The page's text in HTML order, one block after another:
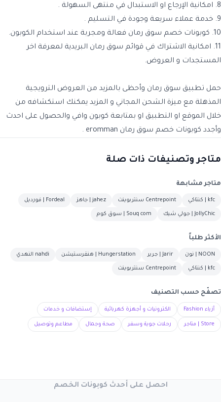
8. امكانية الإرجاع او الاستبدال في منتهى السهولة .
9. خدمة عملاء سريعة وجودة في التسليم .
10. كوبونات خصم سوق رمان فعالة ومجربة عند استخدام الكوبون.
11. امكانية الاشتراك في قوائم سوق رمان البريدية لمعرفة اخر
المستجدات و العروض.
حمل تطبيق سوق رمان وأحظى بالمزيد من العروض الترويجية
المذهلة مع ميزة الشحن المجاني و المزيد يمكنك استكشافه من
خلال الموقع او التطبيق او بمتابعة كوبون وافي والحصول على احدث
وأجدد كوبونات خصم سوق رمان eromman .
متاجر وتصنيفات ذات صلة
متاجر مشابهة
kfc | كنتاكي Centrepoint سنتربوينت jahez | جاهز Fordeal | فورديل
JollyChic | جولي شيك Souq com | سوق كوم
الأكثر طلباً
NOON | نون Jarir | جرير Hungerstation | هنقرستيشن nahdi النهدي
kfc | كنتاكي Centrepoint سنتربوينت
تصفّح حسب التصنيف
أزياء Fashion الكترونيات و أجهزة كهربائية إستضافات و خدمات
Store | متاجر رحلات جوية وسفر صحة وجمال مطاعم وتوصيل
احصل على أحدث كوبونات الخصم